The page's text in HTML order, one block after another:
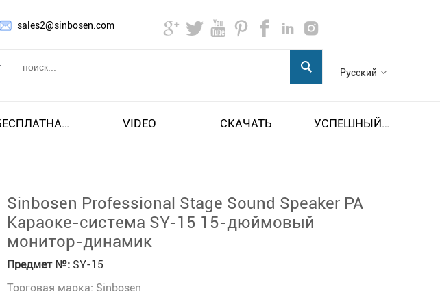
Русский
sales2@sinbosen.com
Коаксиальный динамик
БЕСПЛАТНАЯ ДОСТАВКА И НАЛОГ VIDEO СКАЧАТЬ УСПЕШНЫЙ ПРИМЕР
Sinbosen Professional Stage Sound Speaker PA
Караоке-система SY-15 15-дюймовый
монитор-динамик
Предмет №: SY-15
Торговая марка: Sinbosen